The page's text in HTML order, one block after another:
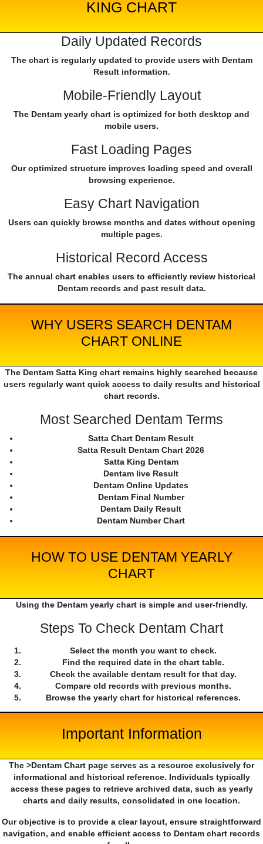
KING CHART
Daily Updated Records
The chart is regularly updated to provide users with Dentam
Result information.
Mobile-Friendly Layout
The Dentam yearly chart is optimized for both desktop and
mobile users.
Fast Loading Pages
Our optimized structure improves loading speed and overall
browsing experience.
Easy Chart Navigation
Users can quickly browse months and dates without opening
multiple pages.
Historical Record Access
The annual chart enables users to efficiently review historical
Dentam records and past result data.
WHY USERS SEARCH DENTAM
CHART ONLINE
The Dentam Satta King chart remains highly searched because
users regularly want quick access to daily results and historical
chart records.
Most Searched Dentam Terms
Satta Chart Dentam Result
Satta Result Dentam Chart 2026
Satta King Dentam
Dentam live Result
Dentam Online Updates
Dentam Final Number
Dentam Daily Result
Dentam Number Chart
HOW TO USE DENTAM YEARLY
CHART
Using the Dentam yearly chart is simple and user-friendly.
Steps To Check Dentam Chart
Select the month you want to check.
Find the required date in the chart table.
Check the available dentam result for that day.
Compare old records with previous months.
Browse the yearly chart for historical references.
Important Information
The >Dentam Chart page serves as a resource exclusively for
informational and historical reference. Individuals typically
access these pages to retrieve archived data, such as yearly
charts and daily results, consolidated in one location.
Our objective is to provide a clear layout, ensure straightforward
navigation, and enable efficient access to Dentam chart records